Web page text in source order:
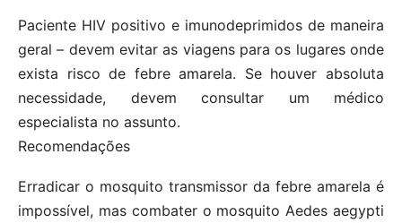
Paciente HIV positivo e imunodeprimidos de maneira
geral – devem evitar as viagens para os lugares onde
exista risco de febre amarela. Se houver absoluta
necessidade, devem consultar um médico
especialista no assunto.
Recomendações
Erradicar o mosquito transmissor da febre amarela é
impossível, mas combater o mosquito Aedes aegypti